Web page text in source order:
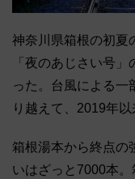
神奈川県箱根の初夏
「夜のあじさい号
った。台風による一
り越えて、2019年以
箱根湯本から終点の
いはざっと7000本